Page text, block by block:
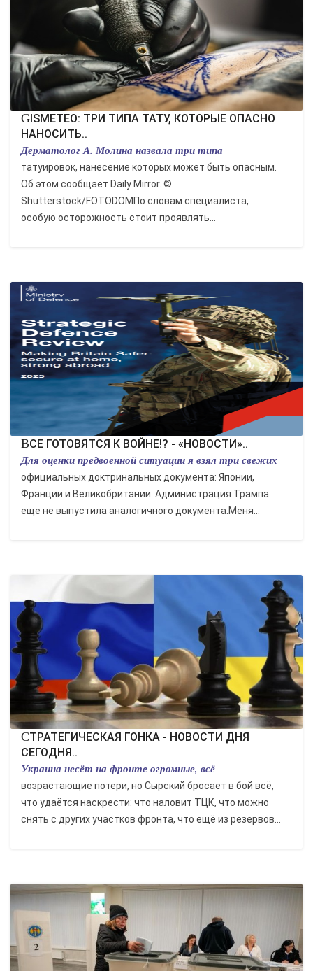
GISMETEO: ТРИ ТИПА ТАТУ, КОТОРЫЕ ОПАСНО
НАНОСИТЬ..
Дерматолог А. Молина назвала три типа
татуировок, нанесение которых может быть опасным.
Об этом сообщает Daily Mirror. ©
Shutterstock/FOTODOMПо словам специалиста,
особую осторожность стоит проявлять...
ВСЕ ГОТОВЯТСЯ К ВОЙНЕ!? - «НОВОСТИ»..
Для оценки предвоенной ситуации я взял три свежих
официальных доктринальных документа: Японии,
Франции и Великобритании. Администрация Трампа
еще не выпустила аналогичного документа.Меня...
СТРАТЕГИЧЕСКАЯ ГОНКА - НОВОСТИ ДНЯ
СЕГОДНЯ..
Украина несёт на фронте огромные, всё
возрастающие потери, но Сырский бросает в бой всё,
что удаётся наскрести: что наловит ТЦК, что можно
снять с других участков фронта, что ещё из резервов...